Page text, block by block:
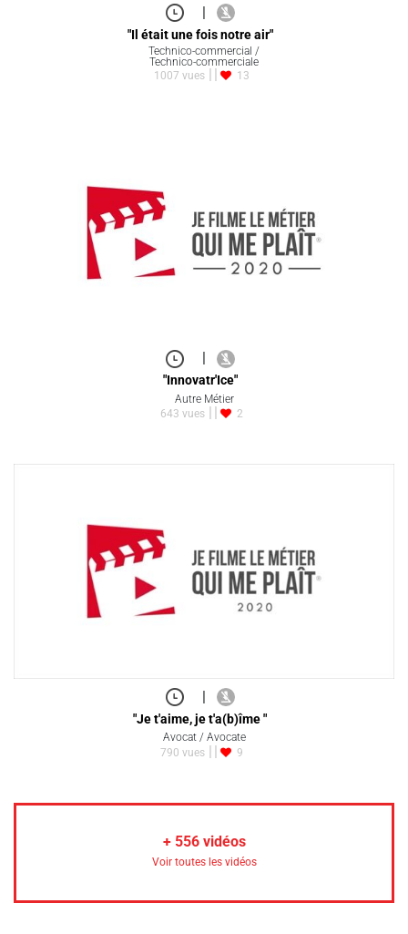
|
"Il était une fois notre air"
Technico-commercial /
Technico-commerciale
1007 vues
13
|
"Innovatr'Ice"
Autre Métier
643 vues
2
|
"Je t'aime, je t'a(b)îme "
Avocat / Avocate
790 vues
9
+ 556vidéos
Voir toutes les vidéos